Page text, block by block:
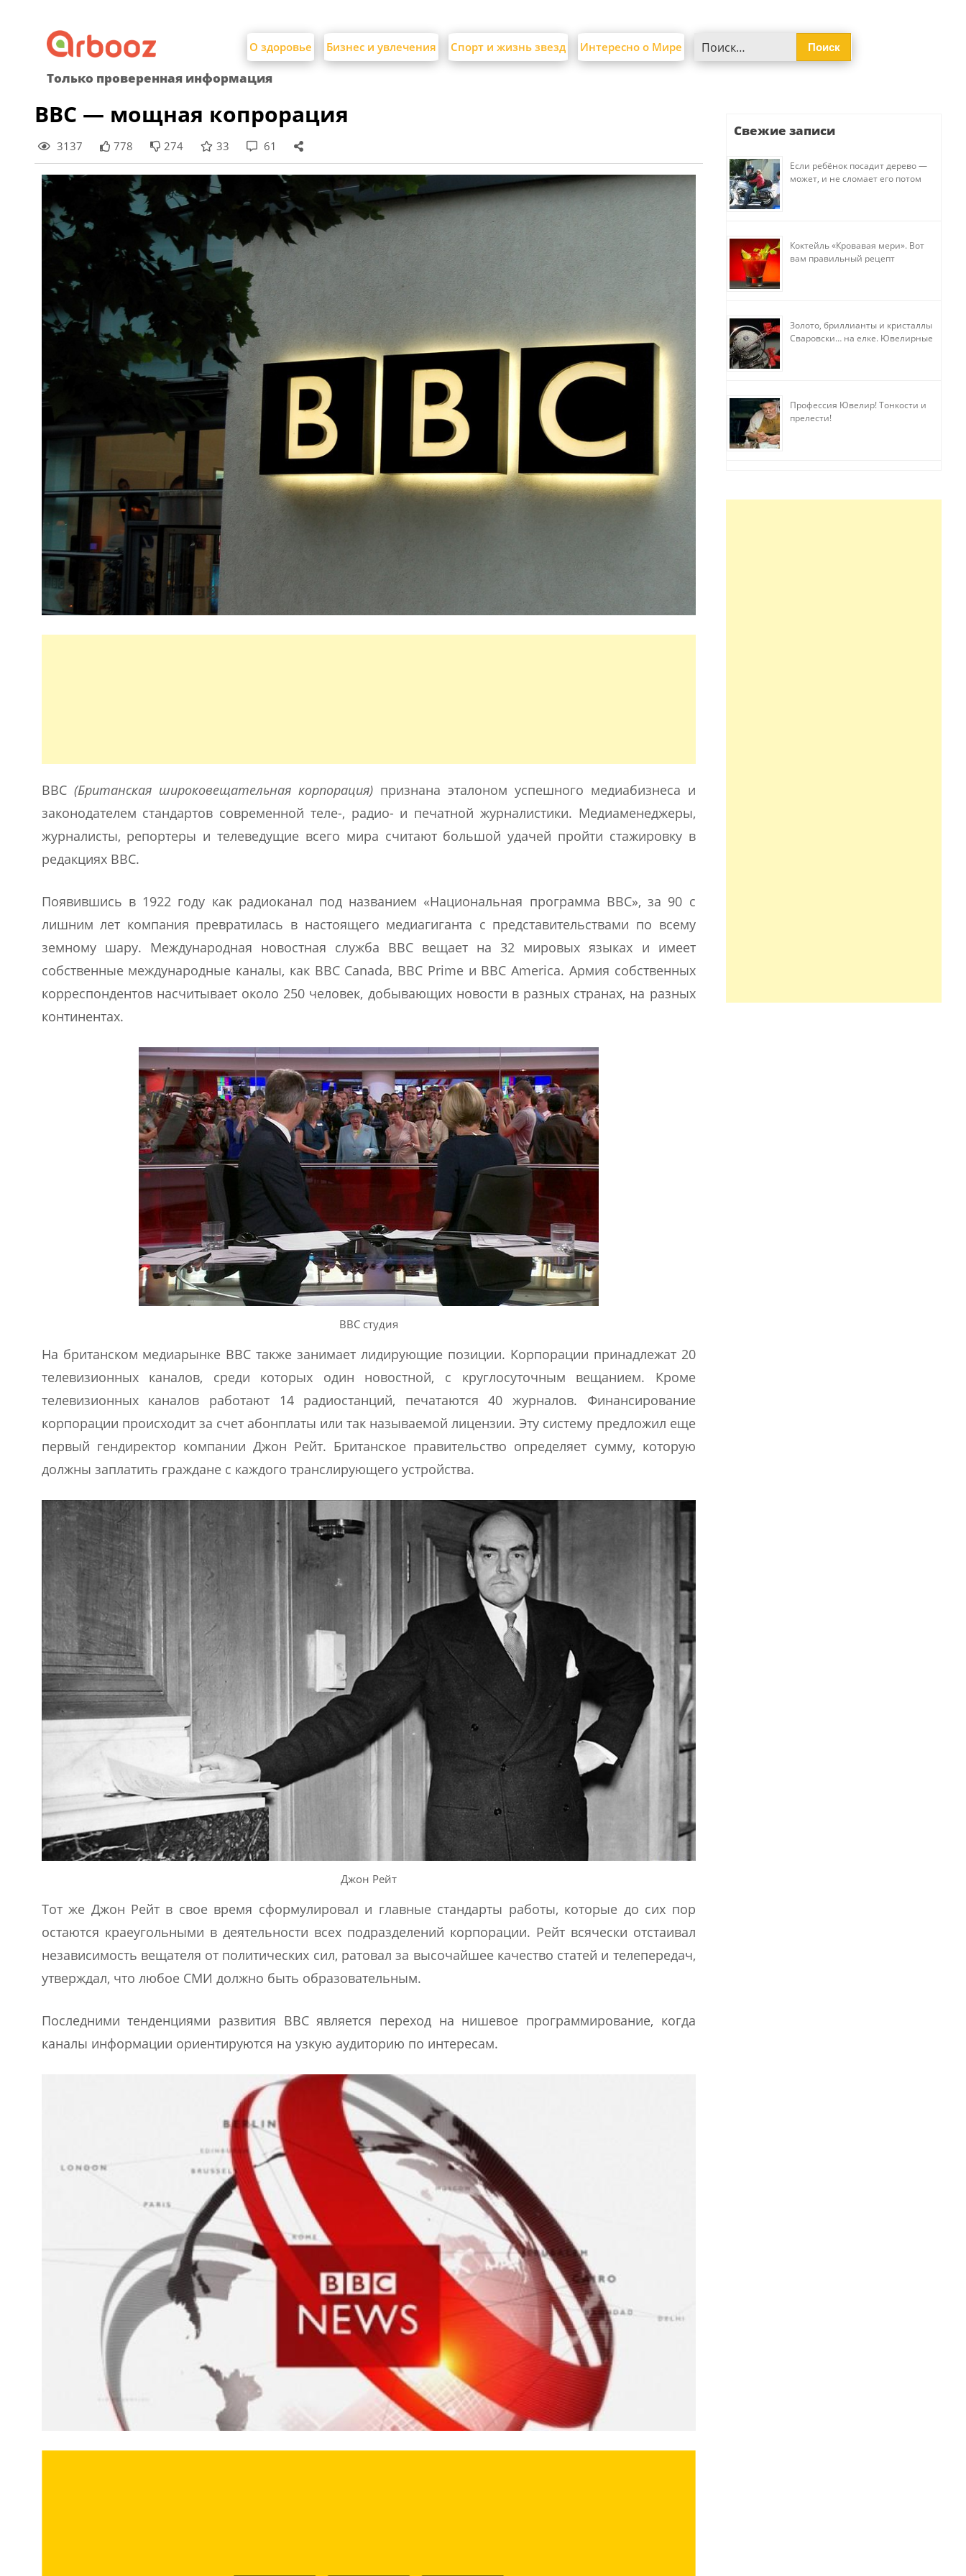
content
О здоровье Бизнес и увлечения Спорт и жизнь звезд Интересно о Мире
Только проверенная информация
ВВС — мощная копрорация
3137 778 274 33 61
ВВС (Британская широковещательная корпорация)признана эталоном успешного медиабизнеса и
законодателем стандартов современной теле-, радио- и печатной журналистики. Медиаменеджеры,
журналисты, репортеры и телеведущие всего мира считают большой удачей пройти стажировку в
редакциях ВВС.
Появившись в 1922 году как радиоканал под названием «Национальная программа ВВС», за 90 с
лишним лет компания превратилась в настоящего медиагиганта с представительствами по всему
земному шару. Международная новостная служба ВВС вещает на 32 мировых языках и имеет
собственные международные каналы, как BBC Canada, BBC Prime и BBC Americа. Армия собственных
корреспондентов насчитывает около 250 человек, добывающих новости в разных странах, на разных
континентах.
BBC студия
На британском медиарынке ВВС также занимает лидирующие позиции. Корпорации принадлежат 20
телевизионных каналов, среди которых один новостной, с круглосуточным вещанием. Кроме
телевизионных каналов работают 14 радиостанций, печатаются 40 журналов. Финансирование
корпорации происходит за счет абонплаты или так называемой лицензии. Эту систему предложил еще
первый гендиректор компании Джон Рейт. Британское правительство определяет сумму, которую
должны заплатить граждане с каждого транслирующего устройства.
Джон Рейт
Тот же Джон Рейт в свое время сформулировал и главные стандарты работы, которые до сих пор
остаются краеугольными в деятельности всех подразделений корпорации. Рейт всячески отстаивал
независимость вещателя от политических сил, ратовал за высочайшее качество статей и телепередач,
утверждал, что любое СМИ должно быть образовательным.
Последними тенденциями развития ВВС является переход на нишевое программирование, когда
каналы информации ориентируются на узкую аудиторию по интересам.
Свежие записи
Если ребёнок посадит дерево —
может, и не сломает его потом
Коктейль «Кровавая мери». Вот
вам правильный рецепт
Золото, бриллианты и кристаллы
Сваровски… на елке. Ювелирные
Профессия Ювелир! Тонкости и
прелести!